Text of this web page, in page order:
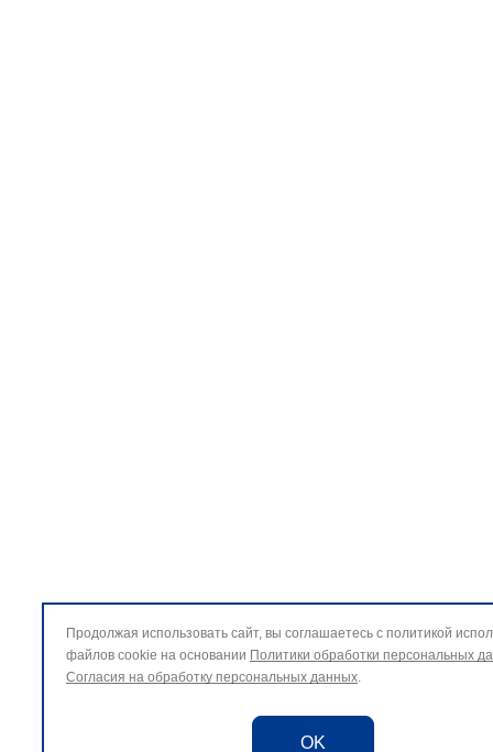
Продолжая использовать сайт, вы соглашаетесь с политикой
файлов cookie на основании Политики обработки персональных
Согласия на обработку персональных данных.
OK